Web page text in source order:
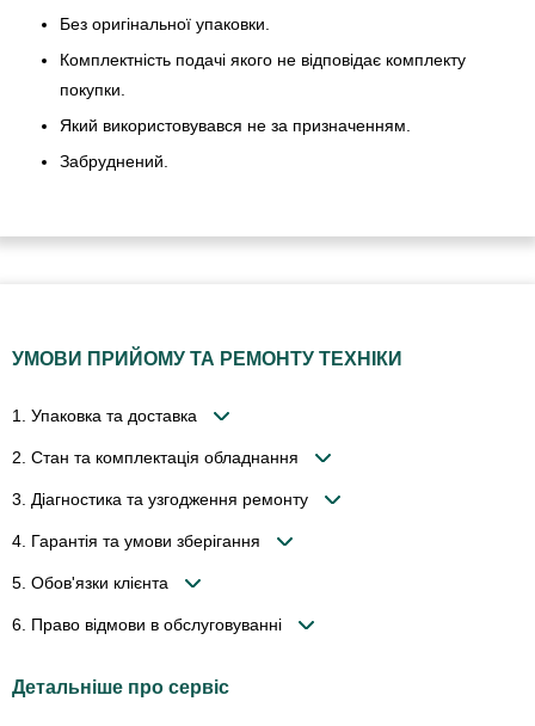
Без оригінальної упаковки.
Комплектність подачі якого не відповідає комплекту
покупки.
Який використовувався не за призначенням.
Забруднений.
УМОВИ ПРИЙОМУ ТА РЕМОНТУ ТЕХНІКИ
1. Упаковка та доставка
2. Стан та комплектація обладнання
3. Діагностика та узгодження ремонту
4. Гарантія та умови зберігання
5. Обов'язки клієнта
6. Право відмови в обслуговуванні
Детальніше про сервіс